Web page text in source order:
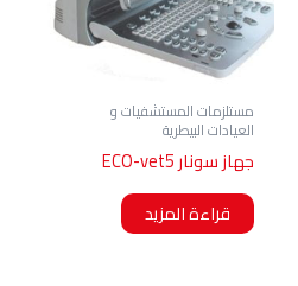
مستلزمات المستشفيات و
العيادات البيطرية
جهاز سونار ECO-vet5
قراءة المزيد